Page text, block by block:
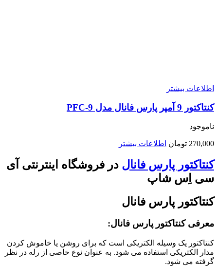
اطلاعات بیشتر
کنتاکتور 9 آمپر پارس فانال مدل PFC-9
ناموجود
270,000 تومان اطلاعات بیشتر
کنتاکتور پارس فانال در فروشگاه اینترنتی آی
سی اِس شاپ
کنتاکتور پارس فانال
معرفی کنتاکتور پارس فانال:
کنتاکتور یک وسیله الکتریکی است که برای روشن یا خاموش کردن
مدار الکتریکی استفاده می شود. به عنوان نوع خاصی از رله در نظر
گرفته می شود.